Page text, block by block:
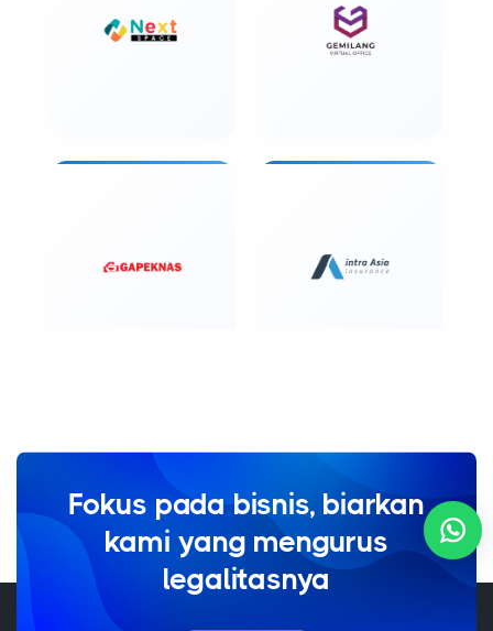
Fokus pada bisnis, biarkan
kami yang mengurus
legalitasnya